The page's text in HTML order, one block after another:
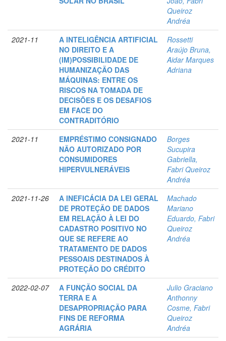
Queiroz
Andréa
2021-11
A INTELIGÊNCIA ARTIFICIAL
NO DIREITO E A
(IM)POSSIBILIDADE DE
HUMANIZAÇÃO DAS
MÁQUINAS: ENTRE OS
RISCOS NA TOMADA DE
DECISÕES E OS DESAFIOS
EM FACE DO
CONTRADITÓRIO
Rossetti
Araújo Bruna,
Aidar Marques
Adriana
2021-11
EMPRÉSTIMO CONSIGNADO
NÃO AUTORIZADO POR
CONSUMIDORES
HIPERVULNERÁVEIS
Borges
Sucupira
Gabriella,
Fabri Queiroz
Andréa
2021-11-26
A INEFICÁCIA DA LEI GERAL
DE PROTEÇÃO DE DADOS
EM RELAÇÃO À LEI DO
CADASTRO POSITIVO NO
QUE SE REFERE AO
TRATAMENTO DE DADOS
PESSOAIS DESTINADOS À
PROTEÇÃO DO CRÉDITO
Machado
Mariano
Eduardo, Fabri
Queiroz
Andréa
2022-02-07
A FUNÇÃO SOCIAL DA
TERRA E A
DESAPROPRIAÇÃO PARA
FINS DE REFORMA
AGRÁRIA
Julio Graciano
Anthonny
Cosme, Fabri
Queiroz
Andréa